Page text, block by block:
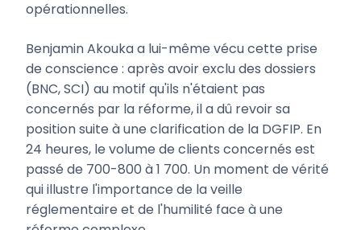
opérationnelles.
Benjamin Akouka a lui-même vécu cette prise
de conscience : après avoir exclu des dossiers
(BNC, SCI) au motif qu'ils n'étaient pas
concernés par la réforme, il a dû revoir sa
position suite à une clarification de la DGFIP. En
24 heures, le volume de clients concernés est
passé de 700-800 à 1 700. Un moment de vérité
qui illustre l'importance de la veille
réglementaire et de l'humilité face à une